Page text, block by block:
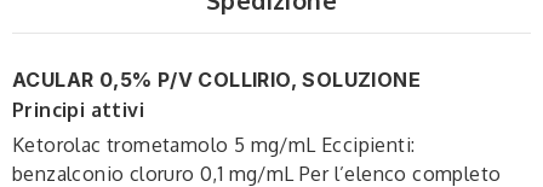
ACULAR 0,5% P/V COLLIRIO, SOLUZIONE
Principi attivi
Ketorolac trometamolo 5 mg/mL Eccipienti:
benzalconio cloruro 0,1 mg/mL Per l’elenco completo